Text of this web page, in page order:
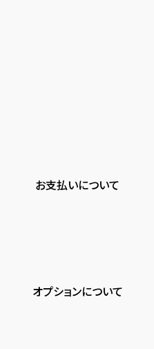
お支払いについて
オプションについて